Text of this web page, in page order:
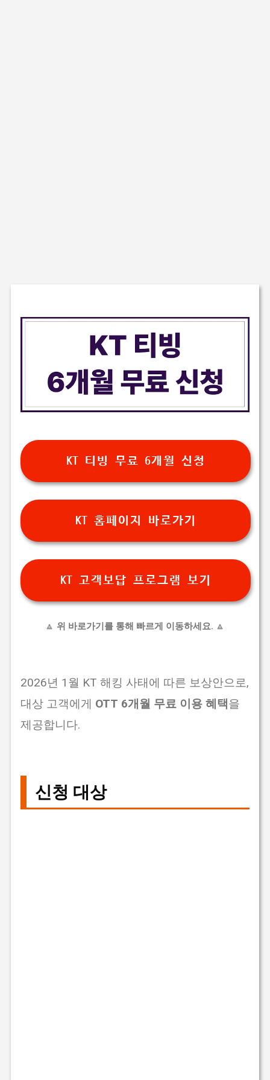
KT 티빙 무료 6개월 신청
KT 홈페이지 바로가기
KT 고객보답 프로그램 보기
🔼 위 바로가기를 통해 빠르게 이동하세요. 🔼
2026년 1월 KT 해킹 사태에 따른 보상안으로,
대상 고객에게 OTT 6개월 무료 이용 혜택 을
제공합니다.
신청 대상